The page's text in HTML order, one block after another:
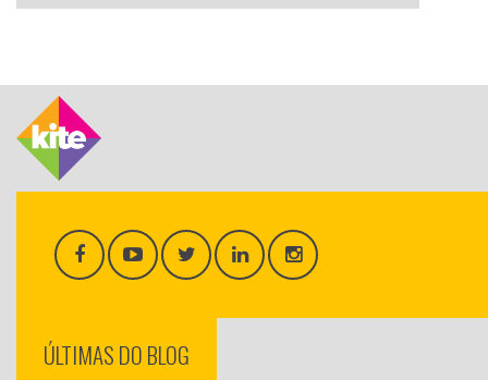
ÚLTIMAS DO BLOG